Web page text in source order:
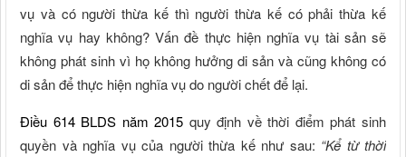
vụ và có người thừa kế thì người thừa kế có phải thừa kế
nghĩa vụ hay không? Vấn đề thực hiện nghĩa vụ tài sản sẽ
không phát sinh vì họ không hưởng di sản và cũng không có
di sản để thực hiện nghĩa vụ do người chết để lại.
Điều 614 BLDS năm 2015 quy định về thời điểm phát sinh
quyền và nghĩa vụ của người thừa kế như sau: “Kể từ thời